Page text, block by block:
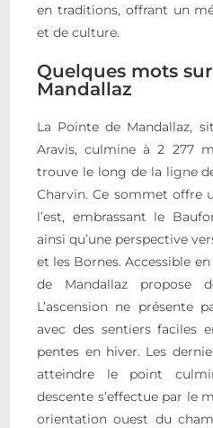
en traditions, offrant un
et de culture.
Quelques mots
Mandallaz
La Pointe de Mandallaz,
Aravis, culmine à 2 277
trouve le long de la ligne
Charvin. Ce sommet offre
l’est, embrassant le
ainsi qu’une perspective
et les Bornes. Accessible
de Mandallaz propose
L’ascension ne présente
avec des sentiers faciles
pentes en hiver. Les
atteindre le point
descente s’effectue par le
orientation ouest du